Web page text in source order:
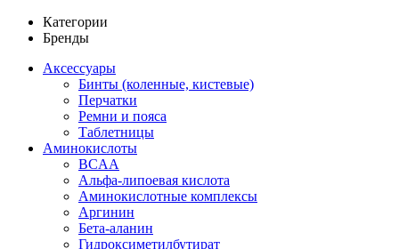
Категории
Бренды
Аксессуары
Бинты (коленные, кистевые)
Перчатки
Ремни и пояса
Таблетницы
Аминокислоты
BCAA
Альфа-липоевая кислота
Аминокислотные комплексы
Аргинин
Бета-аланин
Гидроксиметилбутират